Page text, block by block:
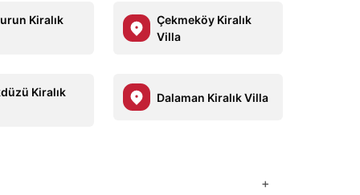
Kiralık
Çekmeköy Kiralık
Villa
Kiralık
Dalaman Kiralık Villa
+